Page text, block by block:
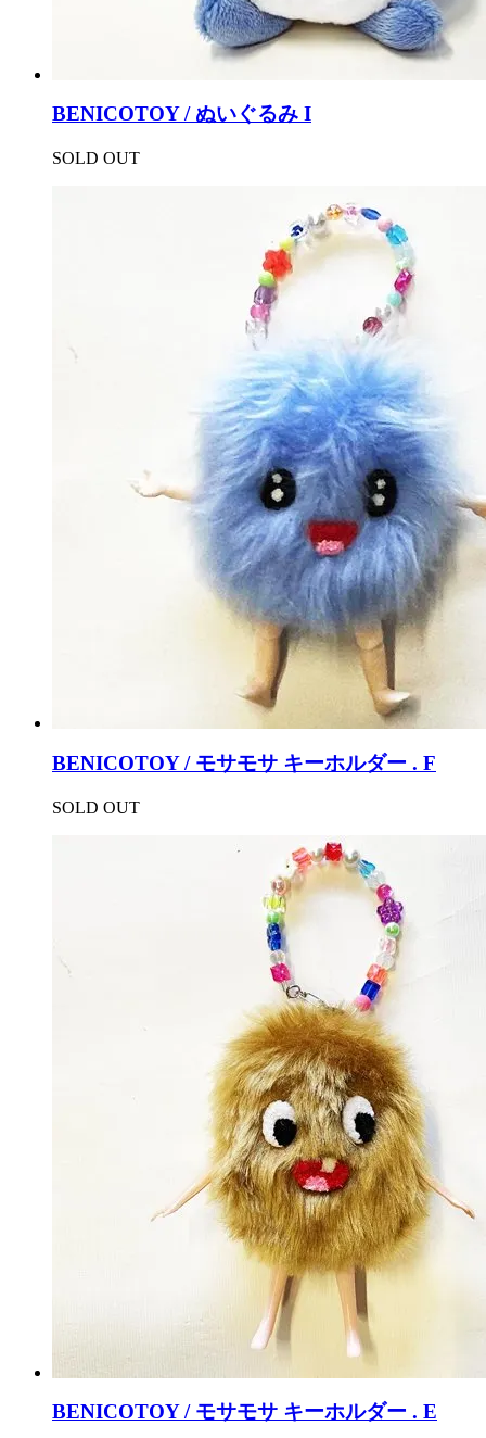
BENICOTOY / ぬいぐるみ I
SOLD OUT
BENICOTOY / モサモサ キーホルダー . F
SOLD OUT
BENICOTOY / モサモサ キーホルダー . E